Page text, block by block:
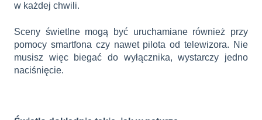
w każdej chwili.
Sceny świetlne mogą być uruchamiane również przy
pomocy smartfona czy nawet pilota od telewizora. Nie
musisz więc biegać do wyłącznika, wystarczy jedno
naciśnięcie.